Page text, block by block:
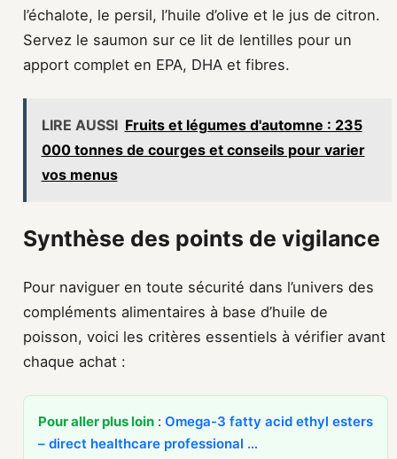
l’échalote, le persil, l’huile d’olive et le jus de citron.
Servez le saumon sur ce lit de lentilles pour un
apport complet en EPA, DHA et fibres.
LIRE AUSSI Fruits et légumes d'automne : 235
000 tonnes de courges et conseils pour varier
vos menus
Synthèse des points de vigilance
Pour naviguer en toute sécurité dans l’univers des
compléments alimentaires à base d’huile de
poisson, voici les critères essentiels à vérifier avant
chaque achat :
Pour aller plus loin : Omega-3 fatty acid ethyl esters
– direct healthcare professional …